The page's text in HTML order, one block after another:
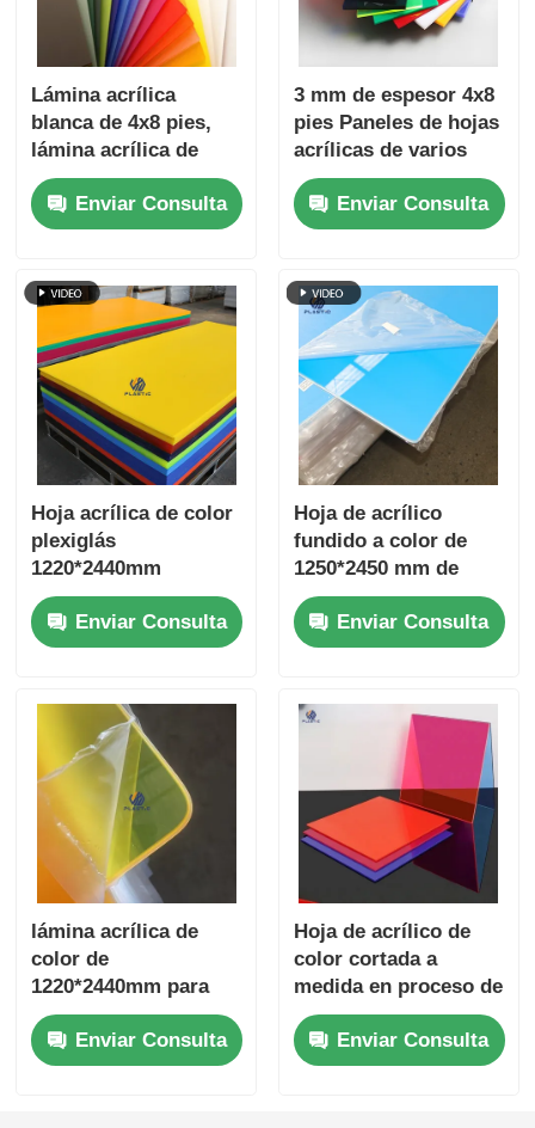
Lámina acrílica
blanca de 4x8 pies,
lámina acrílica de
color plexiglás,
lámina acrílica
fundida
Enviar Consulta
3 mm de espesor 4x8
pies Paneles de hojas
acrílicas de varios
colores para la
producción de
fundición
Enviar Consulta
Hoja acrílica de color
plexiglás
1220*2440mm
1250*2450mm con el
mejor precio
Enviar Consulta
Hoja de acrílico
fundido a color de
1250*2450 mm de
espesor 1,5-300 mm
con borde de plástico
Enviar Consulta
lámina acrílica de
color de
1220*2440mm para
uso en exteriores sin
decoloración
Enviar Consulta
Hoja de acrílico de
color cortada a
medida en proceso de
fundición Resistencia
química 100% PMMA
Enviar Consulta